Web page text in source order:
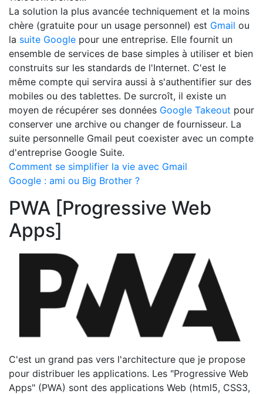
La solution la plus avancée techniquement et la moins
chère (gratuite pour un usage personnel) est Gmail ou
la suite Google pour une entreprise. Elle fournit un
ensemble de services de base simples à utiliser et bien
construits sur les standards de l'Internet. C'est le
même compte qui servira aussi à s'authentifier sur des
mobiles ou des tablettes. De surcroît, il existe un
moyen de récupérer ses données Google Takeout pour
conserver une archive ou changer de fournisseur. La
suite personnelle Gmail peut coexister avec un compte
d'entreprise Google Suite.
Comment se simplifier la vie avec Gmail
Google : ami ou Big Brother ?
PWA [Progressive Web
Apps]
C'est un grand pas vers l'architecture que je propose
pour distribuer les applications. Les "Progressive Web
Apps" (PWA) sont des applications Web (html5, CSS3,